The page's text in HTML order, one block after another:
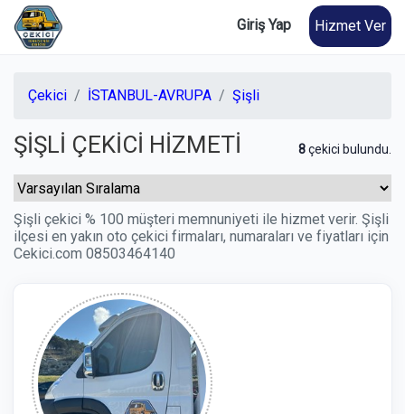
Giriş Yap Hizmet Ver
Çekici İSTANBUL-AVRUPA Şişli
ŞİŞLİ ÇEKİCİ HİZMETİ 8çekici bulundu.
Şişli çekici % 100 müşteri memnuniyeti ile hizmet verir. Şişli
ilçesi en yakın oto çekici firmaları, numaraları ve fiyatları için
Cekici.com 08503464140